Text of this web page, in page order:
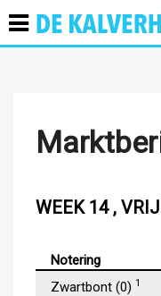
WEEK 14 ,
Notering
Zwartbont (0) 1